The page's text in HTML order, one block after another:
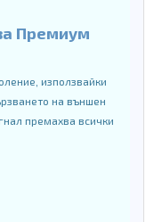
Премиум
използвайки
на външен
премахва всички